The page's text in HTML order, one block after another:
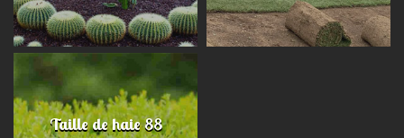
Taille de haie 88